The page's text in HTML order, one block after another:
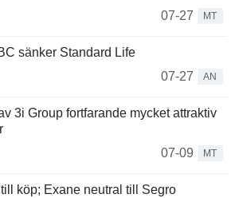
07-27
MT
sänker Standard Life
07-27
AN
3i Group fortfarande mycket attraktiv
07-09
MT
köp; Exane neutral till Segro